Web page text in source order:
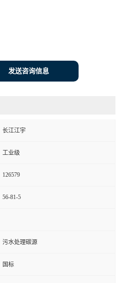
发送咨询信息
长江江宇
工业级
126579
56-81-5
污水处理碳源
国标